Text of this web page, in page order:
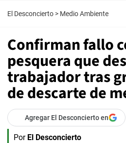
El Desconcierto > Medio Ambiente
Confirman fallo
pesquera que
trabajador tras
de descarte de
Agregar El Desconcierto en
Por El Desconcierto